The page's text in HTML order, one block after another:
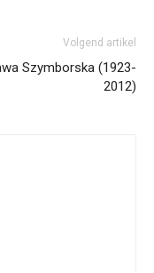
Volgend artikel
Szymborska (1923-
2012)